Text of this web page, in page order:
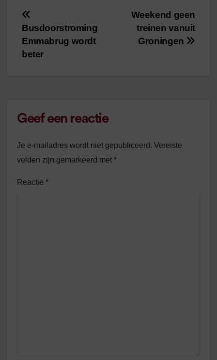
Bericht
navigatie
Weekend geen
treinen vanuit
Groningen
Busdoorstroming
Emmabrug wordt
beter
Geef een reactie
Je e-mailadres wordt niet gepubliceerd. Vereiste
velden zijn gemarkeerd met *
Reactie *